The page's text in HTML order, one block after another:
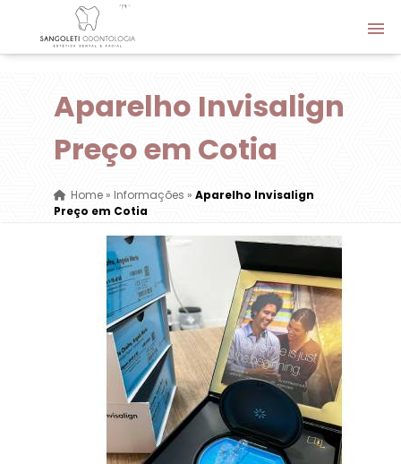
Aparelho Invisalign
Preço em Cotia
Home» Informações » Aparelho Invisalign
Preço em Cotia